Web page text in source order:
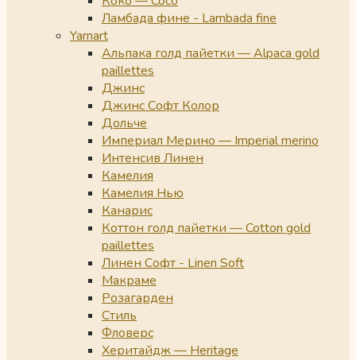
Ламбада фине - Lambada fine
Yarnart
Альпака голд пайетки — Alpaca gold
paillettes
Джинс
Джинс Софт Колор
Дольче
Империал Мерино — Imperial merino
Интенсив Линен
Камелия
Камелия Нью
Канарис
Коттон голд пайетки — Cotton gold
paillettes
Линен Софт - Linen Soft
Макраме
Розагарден
Стиль
Фловерс
Херитайдж — Heritage